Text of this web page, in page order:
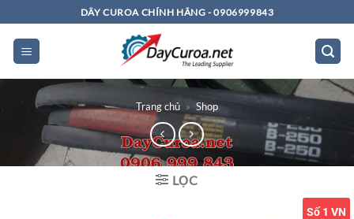
qua
dung
DÂY CUROA CHÍNH HÃNG - 0906999843
Trang chủ » Shop
LỌC
Số 1 VN